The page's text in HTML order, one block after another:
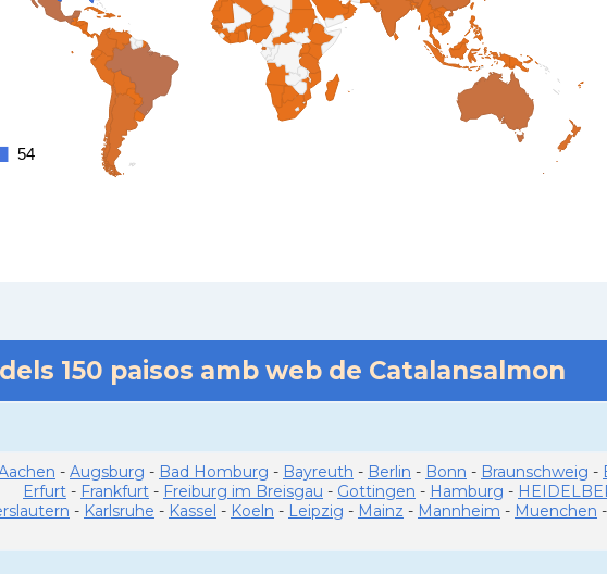
54
54
150 paisos amb web de Catalansalmon
- Augsburg - Bad Homburg - Bayreuth - Berlin - Bonn - Braunschweig -
Erfurt - Frankfurt - Freiburg im Breisgau - Gottingen - Hamburg -
- Karlsruhe - Kassel - Koeln - Leipzig - Mainz - Mannheim - Muenchen -